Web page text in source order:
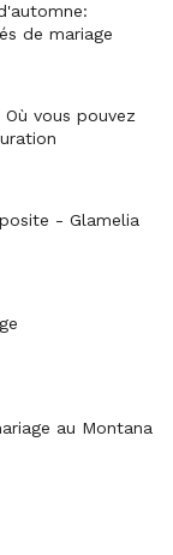
de mariage
vous pouvez
- Glamelia
au Montana